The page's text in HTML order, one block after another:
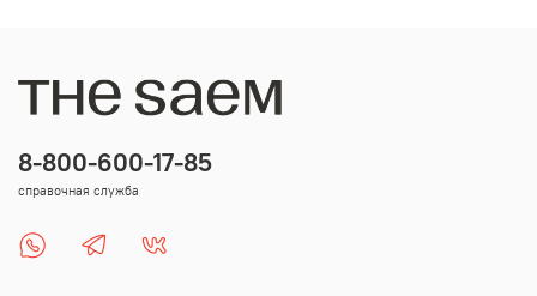
8-800-600-17-85
справочная служба